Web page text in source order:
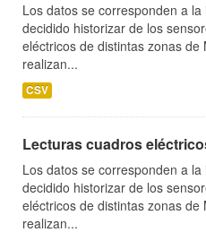
Los datos se corresponden a
decidido historizar de los
eléctricos de distintas zonas
realizan...
CSV
Lecturas cuadros
Los datos se corresponden a
decidido historizar de los
eléctricos de distintas zonas
realizan...